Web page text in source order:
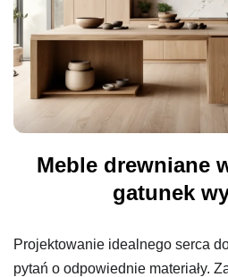
Meble drewniane
gatunek
Projektowanie idealnego serca
pytań o odpowiednie materiały.